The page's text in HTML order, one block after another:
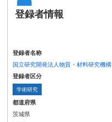
登録者情報
登録者名称
国立研究開発法人物質・材料研究機構
登録者区分
学術研究
都道府県
茨城県